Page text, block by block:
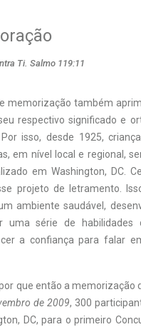
Ti. Salmo 119:11
memorização também
respectivo significado e
isso, desde 1925,
em nível local e regional,
em Washington, DC.
projeto de letramento.
ambiente saudável,
série de habilidades
a confiança para falar
que então a memorização
de 2009, 300
DC, para o primeiro